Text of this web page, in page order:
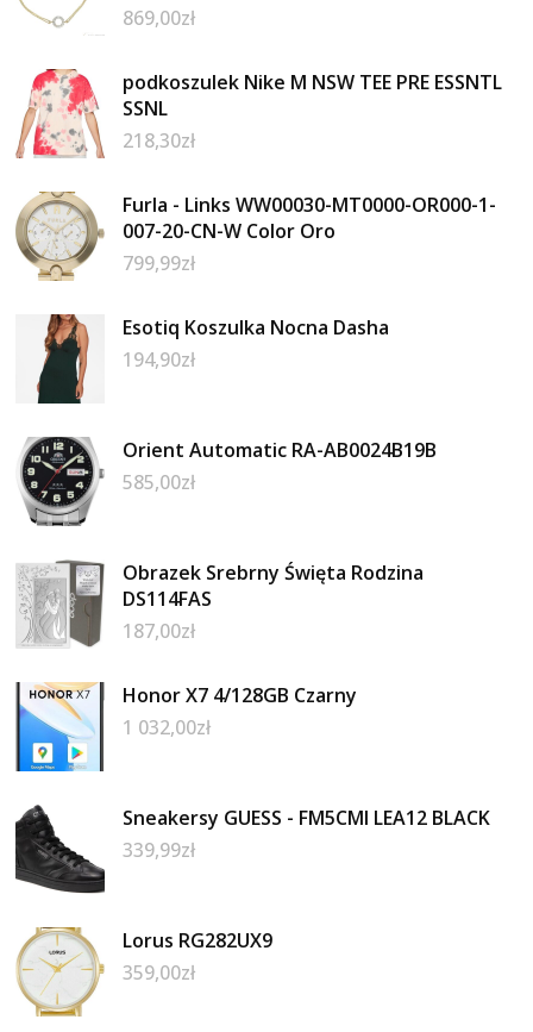
869,00zł
podkoszulek Nike M NSW TEE PRE ESSNTL
SSNL
218,30zł
Furla - Links WW00030-MT0000-OR000-1-
007-20-CN-W Color Oro
799,99zł
Esotiq Koszulka Nocna Dasha
194,90zł
Orient Automatic RA-AB0024B19B
585,00zł
Obrazek Srebrny Święta Rodzina
DS114FAS
187,00zł
Honor X7 4/128GB Czarny
1 032,00zł
Sneakersy GUESS - FM5CMI LEA12 BLACK
339,99zł
Lorus RG282UX9
359,00zł